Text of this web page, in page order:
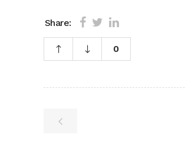
Share:
0